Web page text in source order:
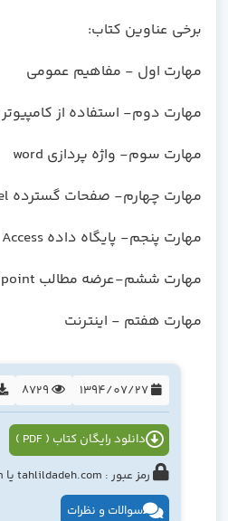
برخی عناوین کتاب:
مهارت اول - مفاهيم عمومي
مهارت دوم- استفاده از
مهارت سوم- واژه پردازی word
مهارت چهارم- صفحات گسترده Excel
مهارت پنجم- پایگاه داده Access
مهارت ششم-عرضه مطالب Power point
مهارت هفتم - اینترنت
1394/07/27
8729
دانلود رایگان کتاب ( PDF )
رمز عبور : tahlildadeh.com یا www.tahlildadeh.com
سوالات و نظرات